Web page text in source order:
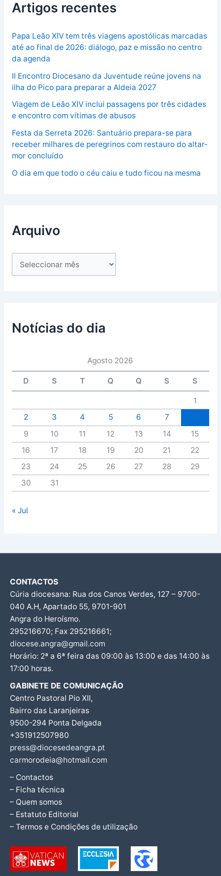
Artigos recentes
Papa Leão XIV tem três viagens apostólicas marcadas
até ao final de 2026: diálogo, paz e missão no centro
da agenda
II Encontro Diocesano da Juventude reúne jovens na
ilha do Pico para preparar a Aldeia 2027
Viagem de Leão XIV inclui passagens por três cidades
e encontro com vítimas de abusos
Festa da Serreta 2026: Santuário prepara-se para
receber milhares de peregrinos com restauro do altar-
mor concluído
O dia em que todo o céu caiu e tudo ficou na mesma
Arquivo
Notícias do dia
Agosto 2026
D S T Q Q S S
1
2
3 4 5 6 7
9
10 11 12 13 14
15
16
17 18 19 20 21
22
23
24 25 26 27 28
29
30
31
« Jul
CONTACTOS
Cúria diocesana: Rua dos Canos Verdes, 127 – 9700-
040 A.H, Apartado 55, 9701-901
Angra do Heroísmo.
295216670; Fax 295216661;
diocese.angra@gmail.com
Horário: 2ª a 6ª feira das 09:00 às 13:00 e das 14:00 às
17:00 horas.
GABINETE DE COMUNICAÇÃO
Centro Pastoral Pio XII,
Bairro das Laranjeiras
9500-294 Ponta Delgada
+351912507980
press@diocesedeangra.pt
carmorodeia@hotmail.com
– Contactos
– Ficha técnica
– Quem somos
– Estatuto Editorial
– Termos e Condições de utilização